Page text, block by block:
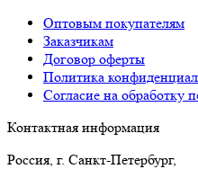
Оптовым покупателям
Заказчикам
Договор оферты
Политика
Согласие на обработку
Контактная информация
Россия, г. Санкт-Петербург,